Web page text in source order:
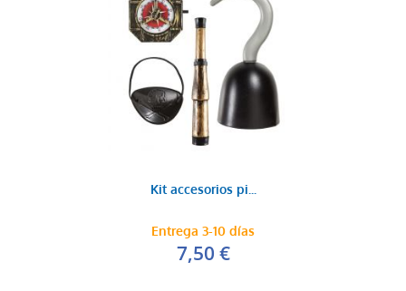
Kit accesorios pi...
Entrega 3-10 días
7,50 €